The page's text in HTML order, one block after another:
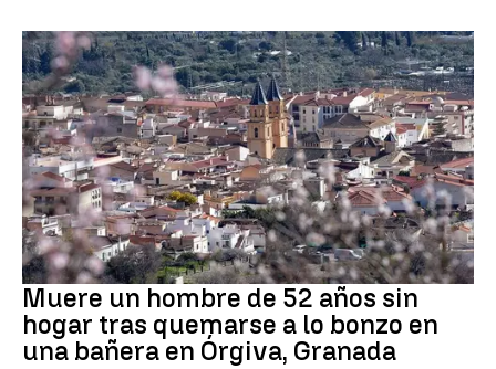
andalucía
Muere un hombre de 52 años sin
hogar tras quemarse a lo bonzo en
una bañera en Órgiva, Granada